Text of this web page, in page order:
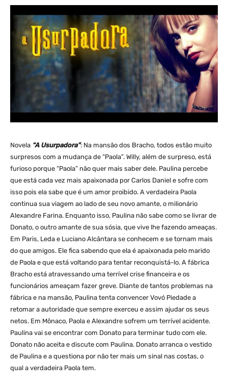
Novela “A Usurpadora”: Na mansão dos Bracho, todos estão muito
surpresos com a mudança de “Paola”. Willy, além de surpreso, está
furioso porque “Paola” não quer mais saber dele. Paulina percebe
que está cada vez mais apaixonada por Carlos Daniel e sofre com
isso pois ela sabe que é um amor proibido. A verdadeira Paola
continua sua viagem ao lado de seu novo amante, o milionário
Alexandre Farina. Enquanto isso, Paulina não sabe como se livrar de
Donato, o outro amante de sua sósia, que vive lhe fazendo ameaças.
Em Paris, Leda e Luciano Alcântara se conhecem e se tornam mais
do que amigos. Ele fica sabendo que ela é apaixonada pelo marido
de Paola e que está voltando para tentar reconquistá-lo. A fábrica
Bracho está atravessando uma terrível crise financeira e os
funcionários ameaçam fazer greve. Diante de tantos problemas na
fábrica e na mansão, Paulina tenta convencer Vovó Piedade a
retomar a autoridade que sempre exerceu e assim ajudar os seus
netos. Em Mônaco, Paola e Alexandre sofrem um terrível acidente.
Paulina vai se encontrar com Donato para terminar tudo com ele.
Donato não aceita e discute com Paulina. Donato arranca o vestido
de Paulina e a questiona por não ter mais um sinal nas costas, o
qual a verdadeira Paola tem.